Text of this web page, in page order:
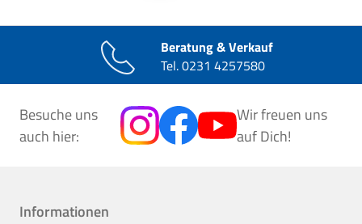
Beratung & Verkauf
Tel.0231 4257580
Besuche uns
auch hier:
Wir freuen uns
auf Dich!
Informationen